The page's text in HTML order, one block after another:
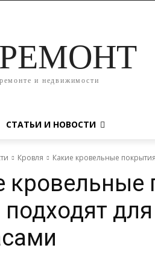
РЕМОНТ
и недвижимости
СТАТЬИ И НОВОСТИ
Кровля Какие кровельные
кровельные
подходят